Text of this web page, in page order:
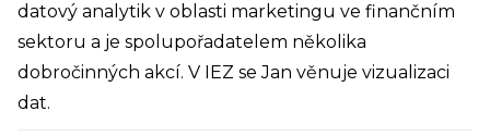
datový analytik v oblasti marketingu ve finančním
sektoru a je spolupořadatelem několika
dobročinných akcí. V IEZ se Jan věnuje vizualizaci
dat.